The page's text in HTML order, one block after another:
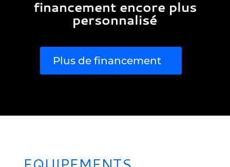
financement encore plus
personnalisé
Plus de financement